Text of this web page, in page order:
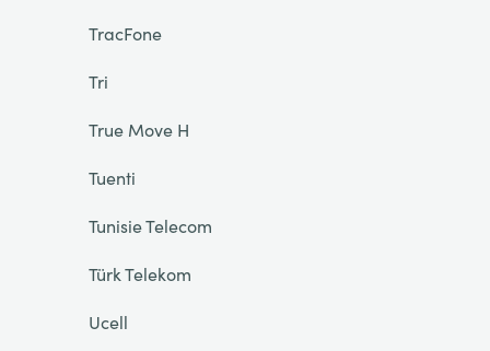
TracFone
Tri
True Move H
Tuenti
Tunisie Telecom
Türk Telekom
Ucell